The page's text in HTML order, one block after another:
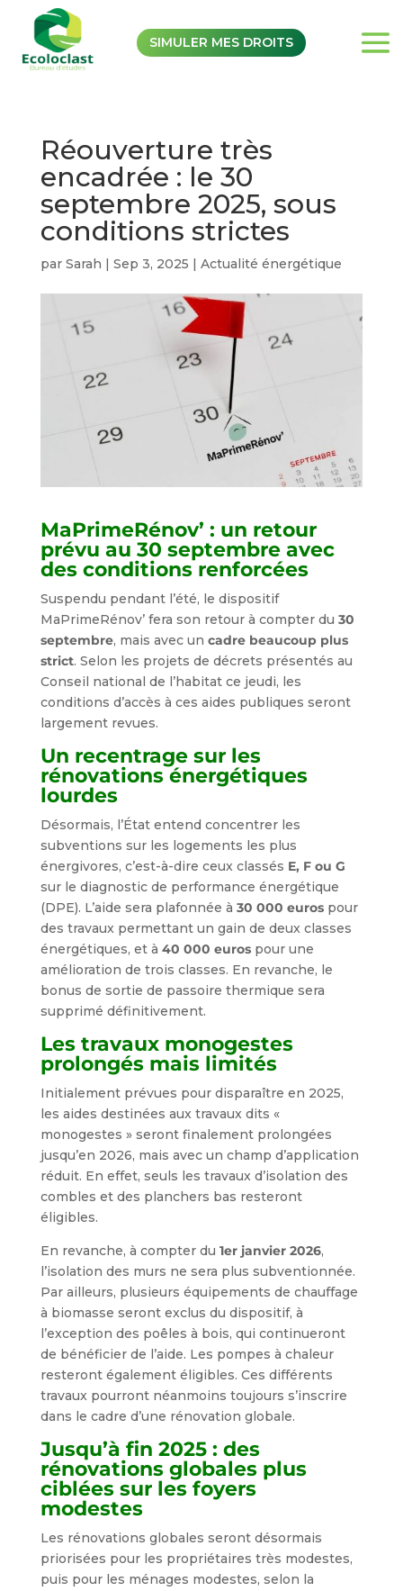
SIMULER MES DROITS
Réouverture très
encadrée : le 30
septembre 2025, sous
conditions strictes
par Sarah Sep 3, 2025 Actualité énergétique
MaPrimeRénov’ : un retour
prévu au 30 septembre avec
des conditions renforcées
Suspendu pendant l’été, le dispositif
MaPrimeRénov’ fera son retour à compter du 30
septembre, mais avec un cadre beaucoup plus
strict. Selon les projets de décrets présentés au
Conseil national de l’habitat ce jeudi, les
conditions d’accès à ces aides publiques seront
largement revues.
Un recentrage sur les
rénovations énergétiques
lourdes
Désormais, l’État entend concentrer les
subventions sur les logements les plus
énergivores, c’est-à-dire ceux classés E, F ou G
sur le diagnostic de performance énergétique
(DPE). L’aide sera plafonnée à 30 000 eurospour
des travaux permettant un gain de deux classes
énergétiques, et à 40 000 eurospour une
amélioration de trois classes. En revanche, le
bonus de sortie de passoire thermique sera
supprimé définitivement.
Les travaux monogestes
prolongés mais limités
Initialement prévues pour disparaître en 2025,
les aides destinées aux travaux dits «
monogestes » seront finalement prolongées
jusqu’en 2026, mais avec un champ d’application
réduit. En effet, seuls les travaux d’isolation des
combles et des planchers bas resteront
éligibles.
En revanche, à compter du 1er janvier 2026,
l’isolation des murs ne sera plus subventionnée.
Par ailleurs, plusieurs équipements de chauffage
à biomasse seront exclus du dispositif, à
l’exception des poêles à bois, qui continueront
de bénéficier de l’aide. Les pompes à chaleur
resteront également éligibles. Ces différents
travaux pourront néanmoins toujours s’inscrire
dans le cadre d’une rénovation globale.
Jusqu’à fin 2025 : des
rénovations globales plus
ciblées sur les foyers
modestes
Les rénovations globales seront désormais
priorisées pour les propriétaires très modestes,
puis pour les ménages modestes, selon la